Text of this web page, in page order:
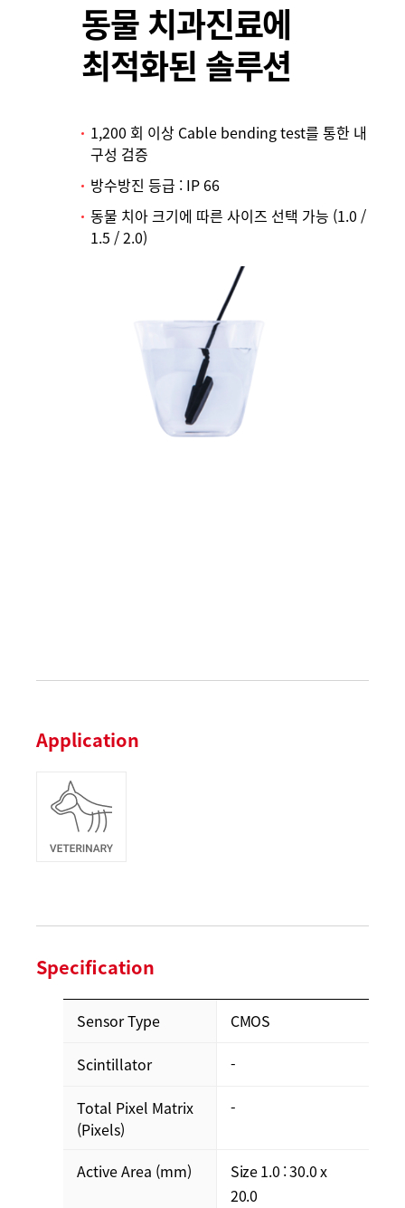
동물 치과진료에
최적화된 솔루션
1,200 회 이상 Cable bending test를 통한 내
구성 검증
방수방진 등급 : IP 66
동물 치아 크기에 따른 사이즈 선택 가능 (1.0 /
1.5 / 2.0)
Application
Specification
Sensor Type
CMOS
Scintillator
-
Total Pixel Matrix
(Pixels)
-
Active Area (mm)
Size 1.0 : 30.0 x
20.0